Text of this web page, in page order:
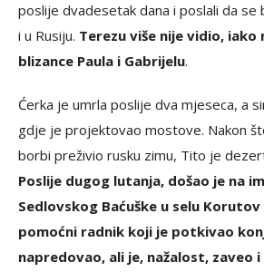
poslije dvadesetak dana i poslali da se
i u Rusiju. Terezu više nije vidio, iako
blizance Paula i Gabrijelu.
Ćerka je umrla poslije dva mjeseca, a
gdje je projektovao mostove. Nakon
borbi preživio rusku zimu, Tito je
Poslije dugog lutanja, došao je na
Sedlovskog Baćuške u selu
pomoćni radnik koji je potkivao
napredovao, ali je, nažalost, zaveo i